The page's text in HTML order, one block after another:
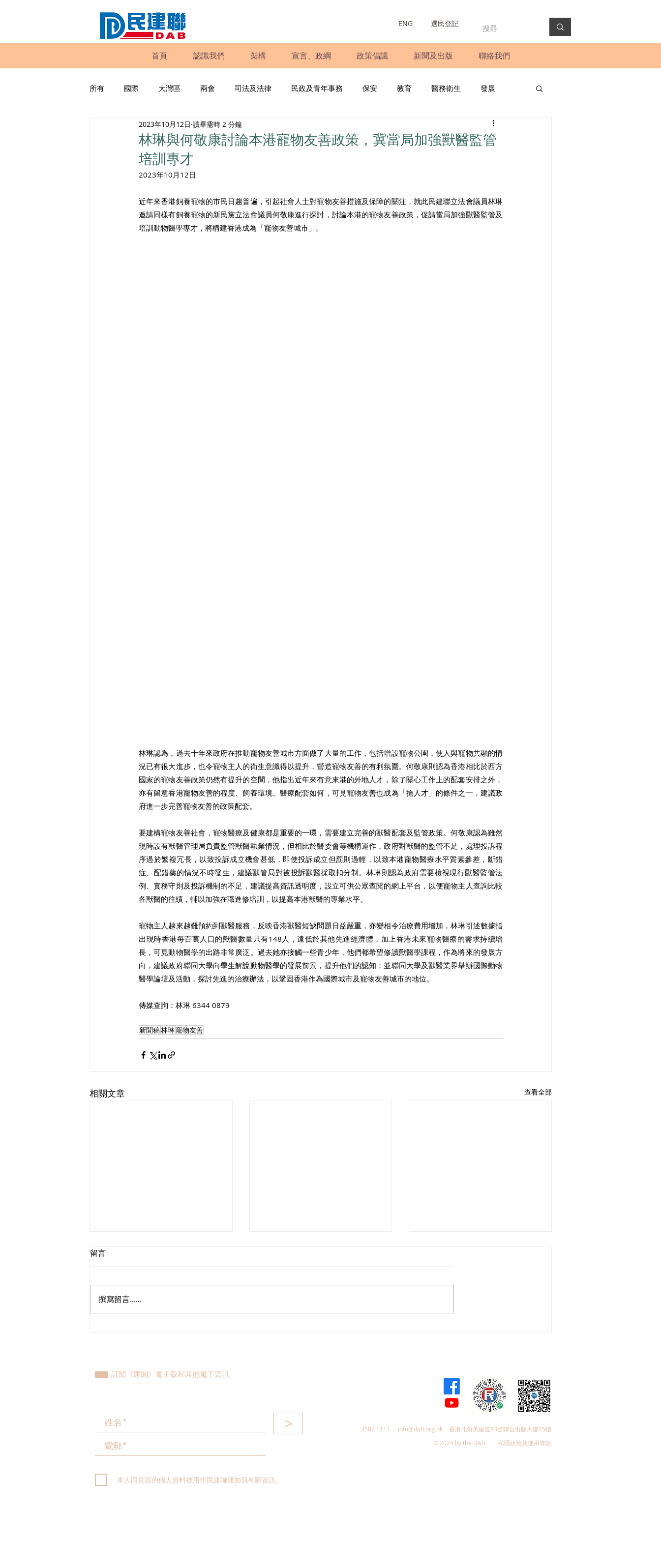
ENG 選民登記
首頁 認識我們 架構 宣言、政綱 政策倡議 新聞及出版 聯絡我們
所有 國際 大灣區 兩會 司法及法律 民政及青年事務 保安 教育 醫務衛生 發展
工商專業 家庭 圓桌會議
民建聯報告及建議書
議會監察 區議會
林琳與何敬康討論本港寵物友善政策，冀當局加強獸醫監管
培訓專才
2023年10月12日 讀畢需時 2 分鐘
2023年10月12日
近年來香港飼養寵物的市民日趨普遍，引起社會人士對寵物友善措施及保障的關注，就此民建聯立法會議員林琳
邀請同樣有飼養寵物的新民黨立法會議員何敬康進行探討，討論本港的寵物友善政策，促請當局加強獸醫監管及
培訓動物醫學專才，將構建香港成為「寵物友善城市」。
林琳認為，過去十年來政府在推動寵物友善城市方面做了大量的工作，包括增設寵物公園，使人與寵物共融的情
況已有很大進步，也令寵物主人的衛生意識得以提升，營造寵物友善的有利氛圍。何敬康則認為香港相比於西方
國家的寵物友善政策仍然有提升的空間，他指出近年來有意來港的外地人才，除了關心工作上的配套安排之外，
亦有留意香港寵物友善的程度、飼養環境、醫療配套如何，可見寵物友善也成為「搶人才」的條件之一，建議政
府進一步完善寵物友善的政策配套。
要建構寵物友善社會，寵物醫療及健康都是重要的一環，需要建立完善的獸醫配套及監管政策。何敬康認為雖然
現時設有獸醫管理局負責監管獸醫執業情況，但相比於醫委會等機構運作，政府對獸醫的監管不足，處理投訴程
序過於繁複冗長，以致投訴成立機會甚低，即使投訴成立但罰則過輕，以致本港寵物醫療水平質素參差，斷錯
症、配錯藥的情況不時發生，建議獸管局對被投訴獸醫採取扣分制。林琳則認為政府需要檢視現行獸醫監管法
例、實務守則及投訴機制的不足，建議提高資訊透明度，設立可供公眾查閱的網上平台，以便寵物主人查詢比較
各獸醫的往績，輔以加強在職進修培訓，以提高本港獸醫的專業水平。
寵物主人越來越難預約到獸醫服務，反映香港獸醫短缺問題日益嚴重，亦變相令治療費用增加，林琳引述數據指
出現時香港每百萬人口的獸醫數量只有148人，遠低於其他先進經濟體，加上香港未來寵物醫療的需求持續增
長，可見動物醫學的出路非常廣泛。過去她亦接觸一些青少年，他們都希望修讀獸醫學課程，作為將來的發展方
向，建議政府聯同大學向學生解說動物醫學的發展前景，提升他們的認知；並聯同大學及獸醫業界舉辦國際動物
醫學論壇及活動，探討先進的治療辦法，以鞏固香港作為國際城市及寵物友善城市的地位。
傳媒查詢：林琳 6344 0879
新聞稿林琳寵物友善
相關文章 查看全部
留言
撰寫留言......
訂閱《建聞》電子版和其他電子資訊
>
本人同意我的個人資料被用作民建聯通知我有關資訊。
3582 1111 info@dab.org.hk
香港北角英皇道83號聯合出版大廈15樓
© 2024 by the DAB
私隱政策及使用條款